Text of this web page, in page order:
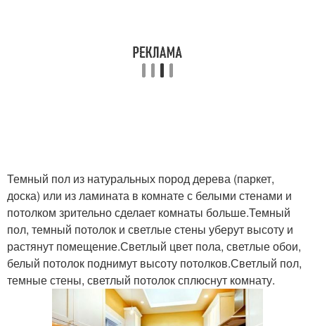
Темный пол из натуральных пород дерева (паркет,
доска) или из ламината в комнате с белыми стенами и
потолком зрительно сделает комнаты больше.Темный
пол, темный потолок и светлые стены уберут высоту и
растянут помещение.Светлый цвет пола, светлые обои,
белый потолок поднимут высоту потолков.Светлый пол,
темные стены, светлый потолок сплюснут комнату.